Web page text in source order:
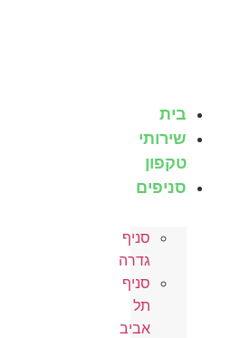
בית
שירותי
טקפון
סניפים
סניף
גדרה
סניף
תל
אביב